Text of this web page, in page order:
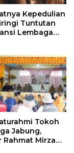
Kepedulian
Tuntutan
Lembaga
Tokoh
Jabung,
Rahmat Mirzani